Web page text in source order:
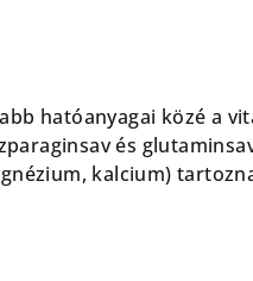
hatóanyagai közé a
és
kalcium)